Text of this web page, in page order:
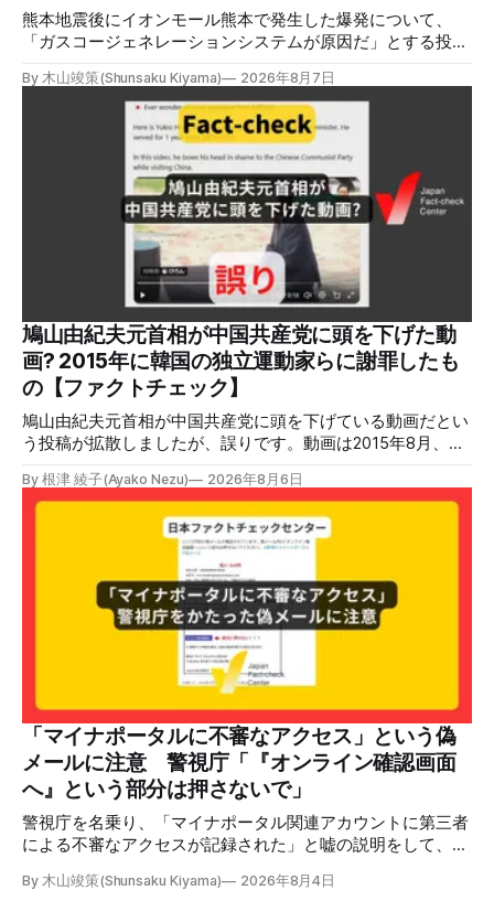
熊本地震後にイオンモール熊本で発生した爆発について、
「ガスコージェネレーションシステムが原因だ」とする投稿
ジェネレーションやガス発電機は設置していないことを確認
している」と発表し、LPガスが原因だった可能性が高いと説
明しています。またイオンは5日、事故原因を調べる事故調
査委員会を設置すると発表しました。 検証対象 拡散した投
ガスを燃料としてガスエンジンやガスタービンで発電し、排
熱を冷暖房などに利用する「ガスコージェネレーション」が
原因だとする投稿が拡散した（例1、例2）。 検証する理由
ソーシャルリスニングツールMeltwaterで調べると、これら
の投稿の表示回数は少なくとも合計194万回を超えている。
爆発の原因をめぐって、さまざまな根拠不明の情報が飛び交
っているため検証する。 検証過程 イオンモール熊本の爆発
2026年7月28日午後16時27分ごろ、熊本県で震度7の地震が
発生した。午後6時ごろ、嘉島町のショッピングセンター
「イ
By 木山竣策(Shunsaku Kiyama) 2026年8月7日
鳩山由紀夫元首相が中国共産党に頭を下げた動
画? 2015年に韓国の独立運動家らに謝罪したも
の【ファクトチェック】
鳩山由紀夫元首相が中国共産党に頭を下げている動画だとい
う投稿が拡散しましたが、誤りです。動画は2015年8月、鳩
立運動家らに謝罪した映像です。中国共産党に対して頭を下
げている動画ではありません。 検証対象 拡散した言説 2026
年7月30日、「日本人がなぜ左翼を嫌うのか、考えたことは
ありますか？/ここに日本の左寄り首相だった鳩山由紀夫が
います。彼は2009年から2010年まで1年間務めました。/こ
のビデオでは、彼が中国を訪問中に中国共産党に対して恥じ
らいながら頭を下げています」という英文付きの動画がXで
ポストされ、表示は20万件を超える。 投稿には「私の日本
語力が衰えていたら申し訳ないですが、動画に『韓国』と書
いてあるように見えます」などの英語の指摘もあるが、「日
本が犯した残虐行為を謝罪するのは悪いことだと思わない」
「共産主義者に恥じて頭を下げるべき人はいない」など、拡
散した投稿を真に受けた反応も多いため検証する。 検証過
程 動
By 根津 綾子(Ayako Nezu) 2026年8月6日
「マイナポータルに不審なアクセス」という偽
メールに注意 警視庁「『オンライン確認画面
へ』という部分は押さないで」
警視庁を名乗り、「マイナポータル関連アカウントに第三者
による不審なアクセスが記録された」と嘘の説明をして、リ
で、メール内のリンクを押さないようにと注意を呼びかけて
By 木山竣策(Shunsaku Kiyama) 2026年8月4日